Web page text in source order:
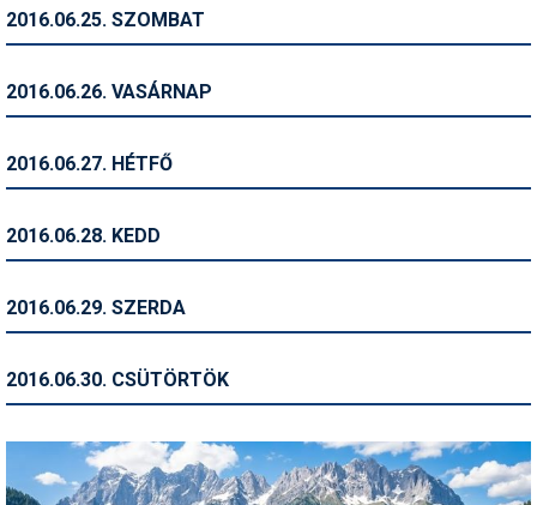
Történelem
Utazási tippek
2016.06.25. SZOMBAT
2016.06.26. VASÁRNAP
2016.06.27. HÉTFŐ
2016.06.28. KEDD
2016.06.29. SZERDA
2016.06.30. CSÜTÖRTÖK